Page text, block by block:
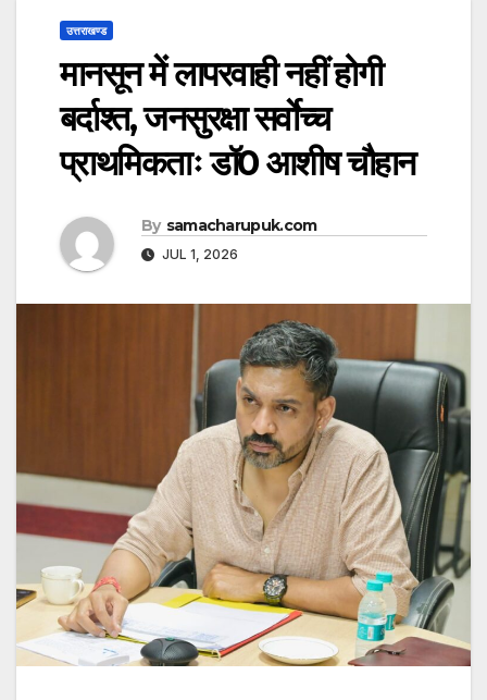
उत्तराखण्ड
मानसून में लापरवाही नहीं होगी
बर्दाश्त, जनसुरक्षा सर्वाेच्च
प्राथमिकताः डॉ0 आशीष चौहान
By samacharupuk.com
JUL 1, 2026